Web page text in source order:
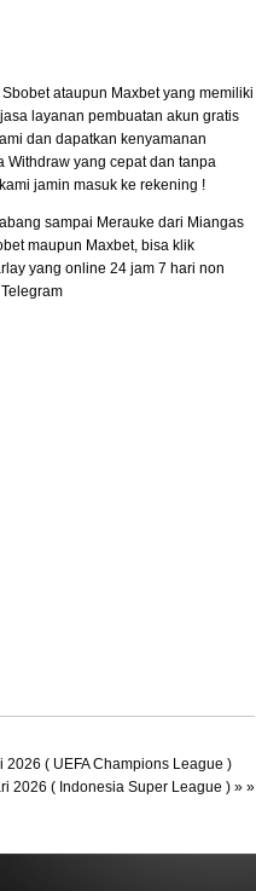
ataupun Maxbet yang memiliki
layanan pembuatan akun gratis
dan dapatkan kenyamanan
Withdraw yang cepat dan tanpa
jamin masuk ke rekening !
sampai Merauke dari Miangas
maupun Maxbet, bisa klik
yang online 24 jam 7 hari non
2026 ( UEFA Champions League )
2026 ( Indonesia Super League ) » »